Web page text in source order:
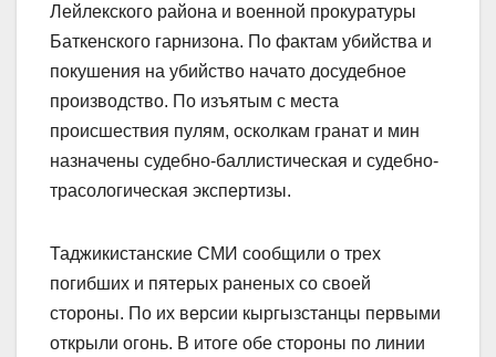
Лейлекского района и военной прокуратуры
Баткен­ского гарнизона. По фактам убийства и
покушения на убийство начато досудебное
производство. По изъятым с места
происшествия пулям, осколкам гранат и мин
назначены судебно-баллистическая и судебно-
трасологическая экспертизы.
Таджикистанские СМИ сообщили о трех
погибших и пятерых раненых со своей
стороны. По их версии кыргызстанцы первыми
открыли огонь. В итоге обе стороны по линии